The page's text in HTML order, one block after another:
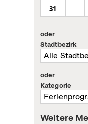
31
oder
Stadtbezirk
oder
Kategorie
Weitere